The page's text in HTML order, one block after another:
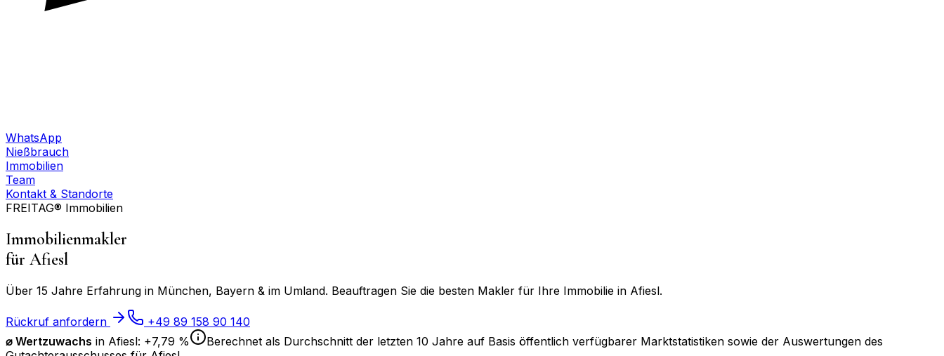
WhatsApp
Nießbrauch
Immobilien
Team
Kontakt & Standorte
FREITAG® Immobilien
Immobilienmakler
für Afiesl
Über 15 Jahre Erfahrung in München, Bayern & im Umland. Beauftragen Sie die besten Makler für Ihre Immobilie in Afiesl.
Rückruf anfordern
+49 89 158 90 140
⌀ Wertzuwachs in Afiesl: +7,79 %
Berechnet als Durchschnitt der letzten 10 Jahre auf Basis öffentlich verfügbarer Marktstatistiken sowie der Auswertungen des